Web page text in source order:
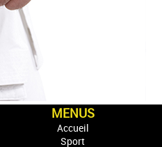
MENUS
Accueil
Sport